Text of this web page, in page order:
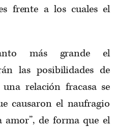
frente a los cuales el
más grande el
las posibilidades de
relación fracasa se
causaron el naufragio
amor”, de forma que el